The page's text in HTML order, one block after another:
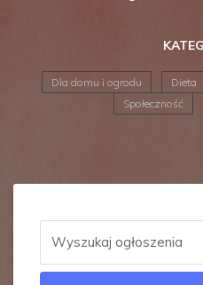
Dla domu i ogrodu Dieta
Społeczność